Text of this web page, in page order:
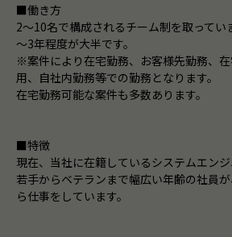
■働き方
2～10名で構成されるチーム制を取ってい
～3年程度が大半です。
※案件により在宅勤務、お客様先勤務、
用、自社内勤務等での勤務となります。
在宅勤務可能な案件も多数あります。
■特徴
現在、当社に在籍しているシステムエンジ
若手からベテランまで幅広い年齢の社員
ら仕事をしています。